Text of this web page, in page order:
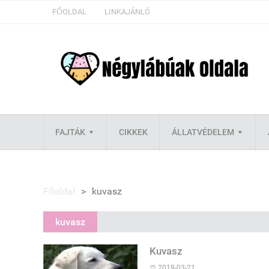
FŐOLDAL LINKAJÁNLÓ
FAJTÁK CIKKEK ÁLLATVÉDELEM
Főoldal > kuvasz
kuvasz
Kuvasz